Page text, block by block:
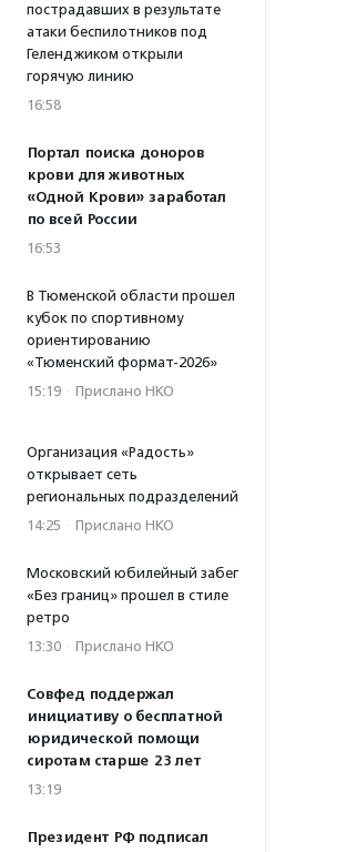
пострадавших в результате
атаки беспилотников под
Геленджиком открыли
горячую линию
16:58
Портал поиска доноров
крови для животных
«Одной Крови» заработал
по всей России
16:53
В Тюменской области прошел
кубок по спортивному
ориентированию
«Тюменский формат-2026»
15:19 · Прислано НКО
Организация «Радость»
открывает сеть
региональных подразделений
14:25 · Прислано НКО
Московский юбилейный забег
«Без границ» прошел в стиле
ретро
13:30 · Прислано НКО
Совфед поддержал
инициативу о бесплатной
юридической помощи
сиротам старше 23 лет
13:19
Президент РФ подписал